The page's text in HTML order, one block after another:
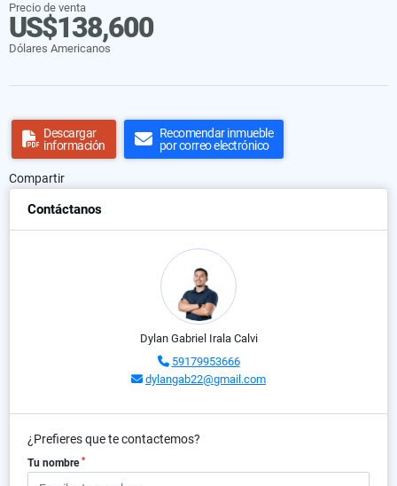
Precio de venta
US$138,600
Dólares Americanos
Descargar
información
Recomendar inmueble
por correo electrónico
Compartir
Contáctanos
Dylan Gabriel Irala Calvi
59179953666
dylangab22@gmail.com
¿Prefieres que te contactemos?
Tu nombre *